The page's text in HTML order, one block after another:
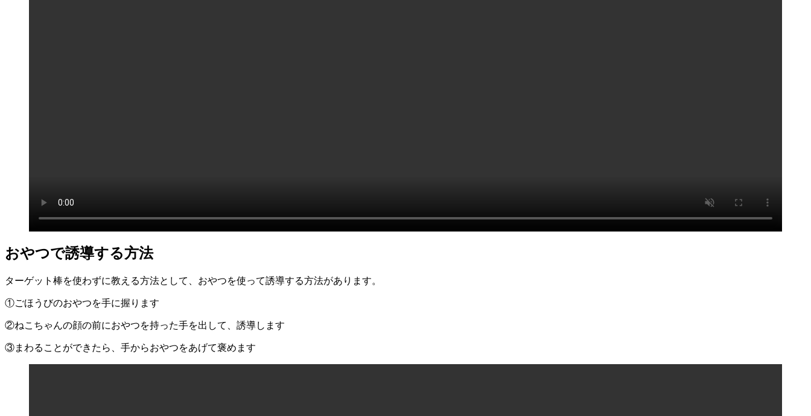
おやつで誘導する方法
ターゲット棒を使わずに教える方法として、おやつを使って誘導する方法があります。
①ごほうびのおやつを手に握ります
②ねこちゃんの顔の前におやつを持った手を出して、誘導します
③まわることができたら、手からおやつをあげて褒めます